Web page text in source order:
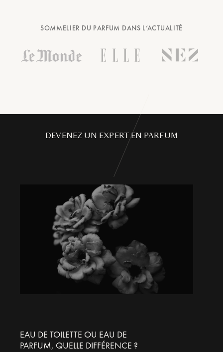
SOMMELIER DU PARFUM DANS L’ACTUALITÉ
DEVENEZ UN EXPERT EN PARFUM
EAU DE TOILETTE OU EAU DE
PARFUM, QUELLE DIFFÉRENCE ?